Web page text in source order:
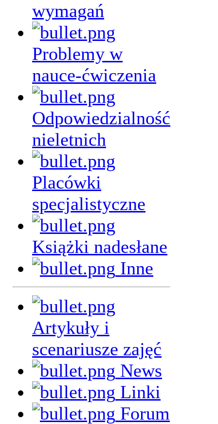
wymagań
Problemy w
nauce-ćwiczenia
Odpowiedzialność
nieletnich
Placówki
specjalistyczne
Książki nadesłane
Inne
Artykuły i
scenariusze zajęć
News
Linki
Forum